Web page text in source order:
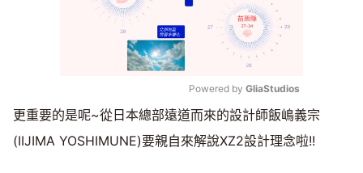
Mute
Powered by GliaStudios
更重要的是呢~從日本總部遠道而來的設計師飯嶋義宗
(IIJIMA YOSHIMUNE)要親自來解說XZ2設計理念啦!!